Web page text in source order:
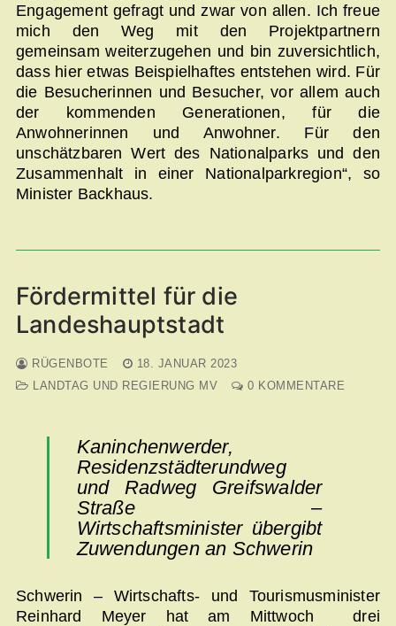
Engagement gefragt und zwar von allen. Ich freue
mich den Weg mit den Projektpartnern
gemeinsam weiterzugehen und bin zuversichtlich,
dass hier etwas Beispielhaftes entstehen wird. Für
die Besucherinnen und Besucher, vor allem auch
der kommenden Generationen, für die
Anwohnerinnen und Anwohner. Für den
unschätzbaren Wert des Nationalparks und den
Zusammenhalt in einer Nationalparkregion“, so
Minister Backhaus.
Fördermittel für die
Landeshauptstadt
RÜGENBOTE
18. JANUAR 2023
LANDTAG UND REGIERUNG MV
0 KOMMENTARE
Kaninchenwerder,
Residenzstädterundweg
und Radweg Greifswalder
Straße –
Wirtschaftsminister übergibt
Zuwendungen an Schwerin
Schwerin – Wirtschafts- und Tourismusminister
Reinhard Meyer hat am Mittwoch drei